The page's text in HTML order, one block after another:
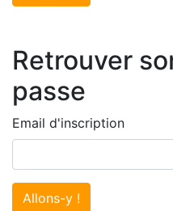
Retrouver
passe
Email d'inscription
Allons-y !